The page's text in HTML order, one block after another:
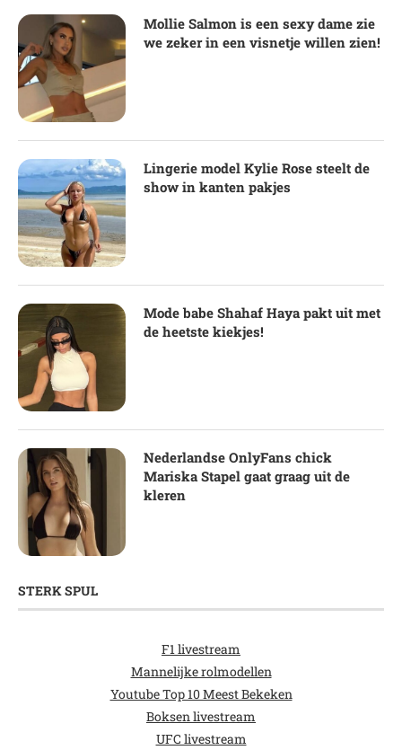
Mollie Salmon is een sexy dame zie
we zeker in een visnetje willen zien!
Lingerie model Kylie Rose steelt de
show in kanten pakjes
Mode babe Shahaf Haya pakt uit met
de heetste kiekjes!
Nederlandse OnlyFans chick
Mariska Stapel gaat graag uit de
kleren
STERK SPUL
F1 livestream
Mannelijke rolmodellen
Youtube Top 10 Meest Bekeken
Boksen livestream
UFC livestream